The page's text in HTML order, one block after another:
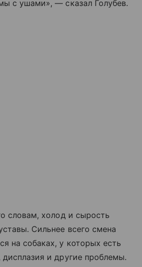
с ушами», — сказал Голубев.
словам, холод и сырость
Сильнее всего смена
на собаках, у которых есть
и другие проблемы.